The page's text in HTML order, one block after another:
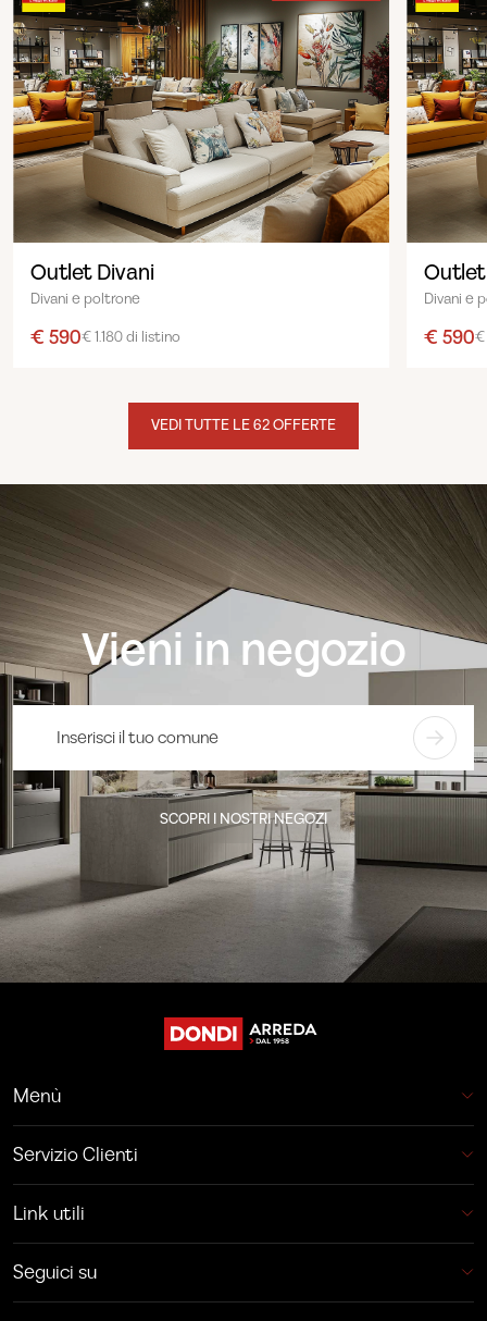
Outlet Divani
Divani e poltrone
€ 590€ 1.180 di listino
Divani e
€ 590€
VEDI TUTTE LE 62 OFFERTE
Vieni in negozio
SCOPRI I NOSTRI NEGOZI
Menù
Servizio Clienti
Link utili
Seguici su